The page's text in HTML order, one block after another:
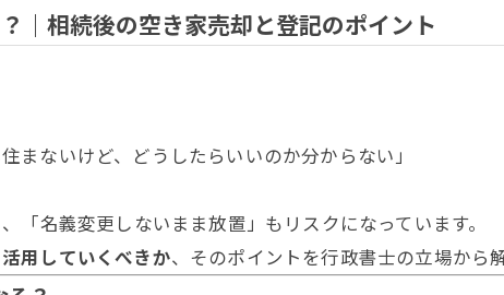
｜相続後の空き家売却と登記のポイント
まないけど、どうしたらいいのか分からない」
「名義変更しないまま放置」もリスクになっています。
用していくべきか、そのポイントを行政書士の立場から